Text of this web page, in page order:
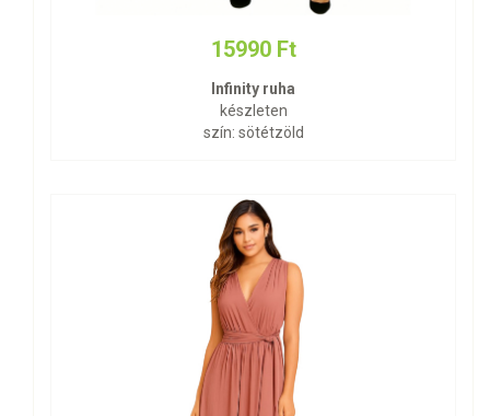
15990 Ft
Infinity ruha
készleten
szín: sötétzöld